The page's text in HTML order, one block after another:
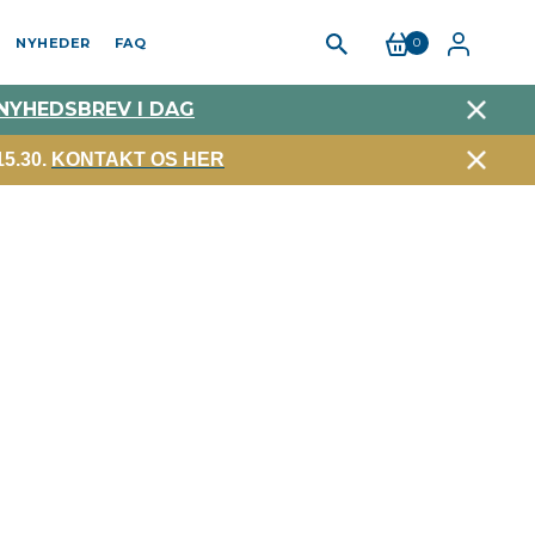
NYHEDER FAQ 0
I DAG
KONTAKT OS HER